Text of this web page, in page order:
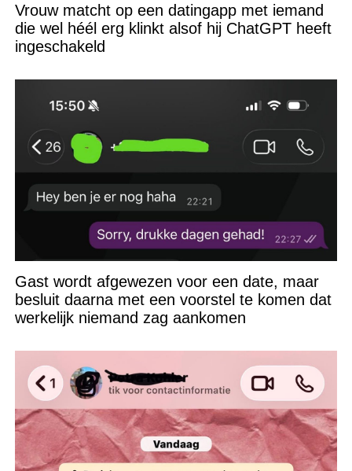
Vrouw matcht op een datingapp met iemand
die wel héél erg klinkt alsof hij ChatGPT heeft
ingeschakeld
Gast wordt afgewezen voor een date, maar
besluit daarna met een voorstel te komen dat
werkelijk niemand zag aankomen